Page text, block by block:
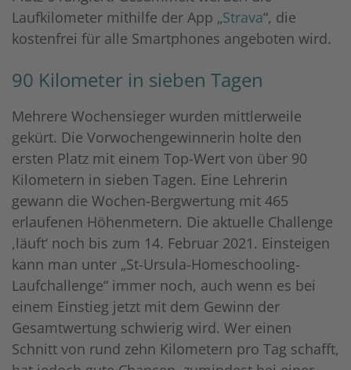
Laufkilometer mithilfe der App „Strava“, die
kostenfrei für alle Smartphones angeboten wird.
90 Kilometer in sieben Tagen
Mehrere Wochensieger wurden mittlerweile
gekürt. Die Vorwochengewinnerin holte den
ersten Platz mit einem Top-Wert von über 90
Kilometern in sieben Tagen. Eine Lehrerin
gewann die Wochen-Bergwertung mit 465
erlaufenen Höhenmetern. Die aktuelle Challenge
,läuft‘ noch bis zum 14. Februar 2021. Einsteigen
kann man unter „St-Ursula-Homeschooling-
Laufchallenge“ immer noch, auch wenn es bei
einem Einstieg jetzt mit dem Gewinn der
Gesamtwertung schwierig wird. Wer einen
Schnitt von rund zehn Kilometern pro Tag schafft,